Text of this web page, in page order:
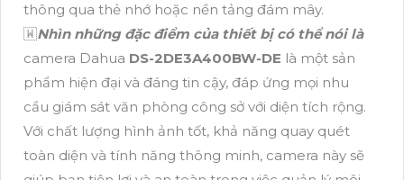
thông qua thẻ nhớ hoặc nền tảng đám mây.
🇼Nhìn những đặc điểm của thiết bị có thể nói là
camera Dahua DS-2DE3A400BW-DE là một sản
phẩm hiện đại và đáng tin cậy, đáp ứng mọi nhu
cầu giám sát văn phòng công sở với diện tích rộng.
Với chất lượng hình ảnh tốt, khả năng quay quét
toàn diện và tính năng thông minh, camera này sẽ